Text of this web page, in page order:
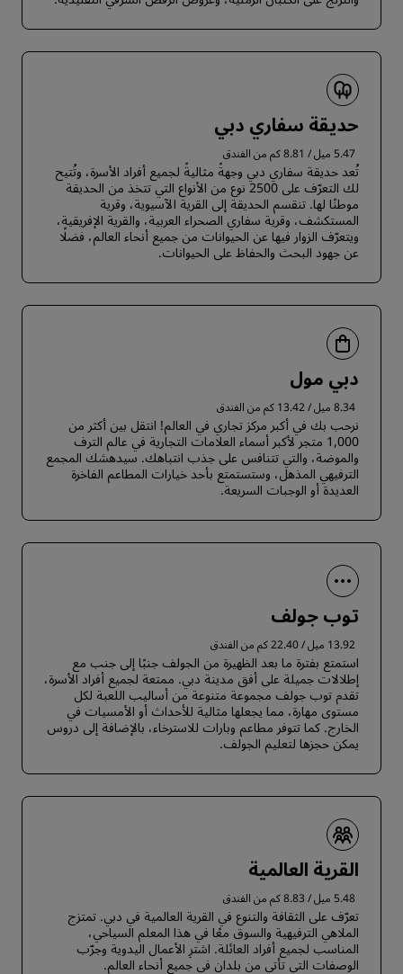
حديقة سفاري دبي
5.47 ميل / 8.81 كم من الفندق
تُعد حديقة سفاري دبي وجهةً مثاليةً لجميع أفراد الأسرة، وتُتيح
لك التعرّف على 2500 نوع من الأنواع التي تتخذ من الحديقة
موطنًا لها. تنقسم الحديقة إلى القرية الآسيوية، وقرية
المستكشف، وقرية سفاري الصحراء العربية، والقرية الإفريقية،
ويتعرّف الزوار فيها عن الحيوانات من جميع أنحاء العالم، فضلًا
عن جهود البحث والحفاظ على الحيوانات.
دبي مول
8.34 ميل / 13.42 كم من الفندق
نرحب بك في أكبر مركز تجاري في العالم! انتقل بين أكثر من
1,000 متجر لأكبر أسماء العلامات التجارية في عالم الترف
والموضة، والتي تتنافس على جذب انتباهك. سيدهشك المجمع
الترفيهي المذهل، وستستمتع بأحد خيارات المطاعم الفاخرة
العديدة أو الوجبات السريعة.
توب جولف
13.92 ميل / 22.40 كم من الفندق
استمتع بفترة ما بعد الظهيرة من الجولف جنبًا إلى جنب مع
إطلالات جميلة على أفق مدينة دبي. ممتعة لجميع أفراد الأسرة،
تقدم توب جولف مجموعة متنوعة من أساليب اللعبة لكل
مستوى مهارة، مما يجعلها مثالية للأحداث أو الأمسيات في
الخارج. كما تتوفر مطاعم وبارات للاسترخاء، بالإضافة إلى دروس
يمكن حجزها لتعليم الجولف.
القرية العالمية
5.48 ميل / 8.83 كم من الفندق
تعرّف على الثقافة والتنوع في القرية العالمية في دبي. تمتزج
الملاهي الترفيهية والسوق معًا في هذا المعلم السياحي،
المناسب لجميع أفراد العائلة. اشترِ الأعمال اليدوية وجرّب
الوصفات التي تأتي من بلدان في جميع أنحاء العالم.